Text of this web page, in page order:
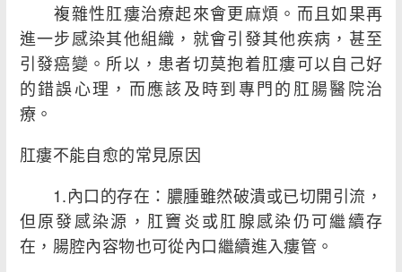
複雜性肛瘻治療起來會更麻煩。而且如果再
進一步感染其他組織，就會引發其他疾病，甚至
引發癌變。所以，患者切莫抱着肛瘻可以自己好
的錯誤心理，而應該及時到專門的肛腸醫院治
療。
肛瘻不能自愈的常見原因
1.內口的存在：膿腫雖然破潰或已切開引流，
但原發感染源，肛竇炎或肛腺感染仍可繼續存
在，腸腔內容物也可從內口繼續進入瘻管。